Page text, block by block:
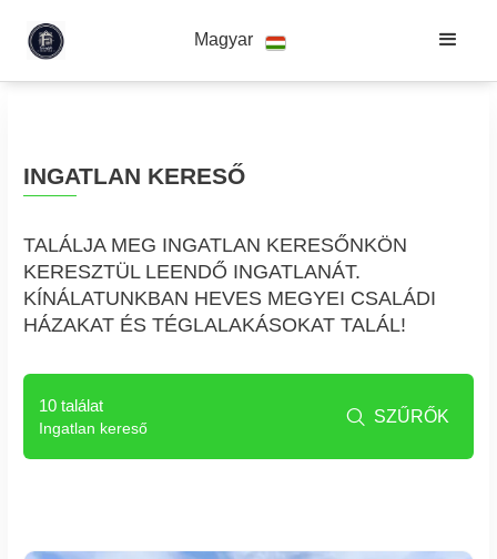
Magyar
INGATLAN KERESŐ
TALÁLJA MEG INGATLAN KERESŐNKÖN
KERESZTÜL LEENDŐ INGATLANÁT.
KÍNÁLATUNKBAN HEVES MEGYEI CSALÁDI
HÁZAKAT ÉS TÉGLALAKÁSOKAT TALÁL!
10 találat
Ingatlan kereső
 SZŰRŐK